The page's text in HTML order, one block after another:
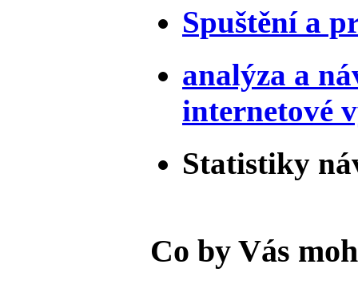
Spuštění a
analýza a
internetové
Statistiky
Co by Vás